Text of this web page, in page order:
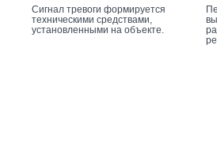
Сигнал тревоги формируется
техническими средствами,
установленными на объекте.